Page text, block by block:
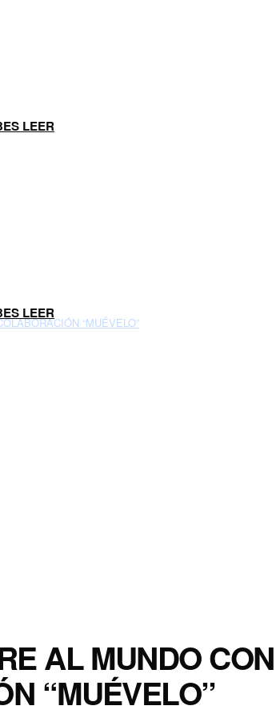
LEER
LEER
AL MUNDO
“MUÉVELO”